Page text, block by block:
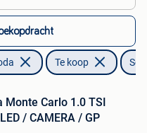
Te koop
Monte Carlo 1.0 TSI
/ CAMERA / GP